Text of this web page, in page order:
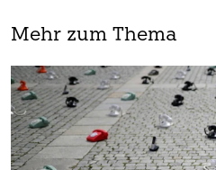
Mehr zum Thema